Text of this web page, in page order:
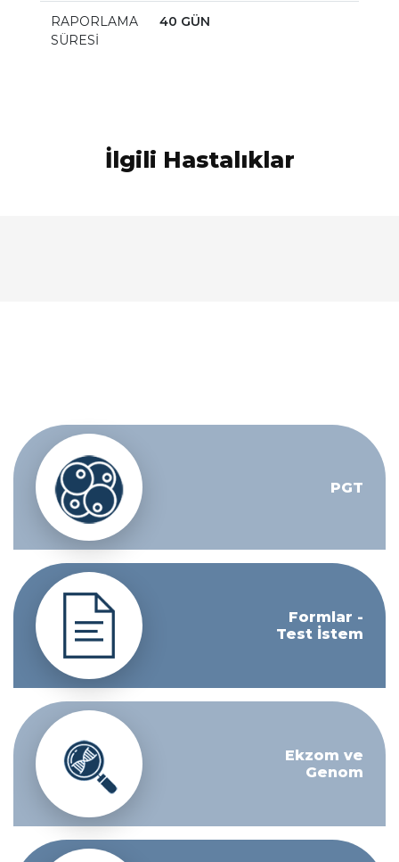
RAPORLAMA
SÜRESİ
40 GÜN
İlgili Hastalıklar
PGT
Formlar -
Test İstem
Ekzom ve
Genom